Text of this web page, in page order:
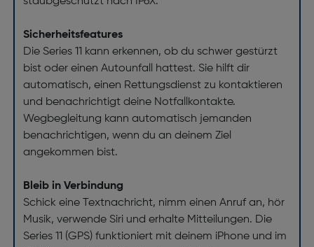
Sicherheitsfeatures
Die Series 11 kann erkennen, ob du schwer gestürzt
bist oder einen Autounfall hattest. Sie hilft dir
automatisch, einen Rettungsdienst zu kontaktieren
und benachrichtigt deine Notfallkontakte.
Wegbegleitung kann automatisch jemanden
benachrichtigen, wenn du an deinem Ziel
angekommen bist.
Bleib in Verbindung
Schick eine Textnachricht, nimm einen Anruf an, hör
Musik, verwende Siri und erhalte Mitteilungen. Die
Series 11 (GPS) funktioniert mit deinem iPhone und im